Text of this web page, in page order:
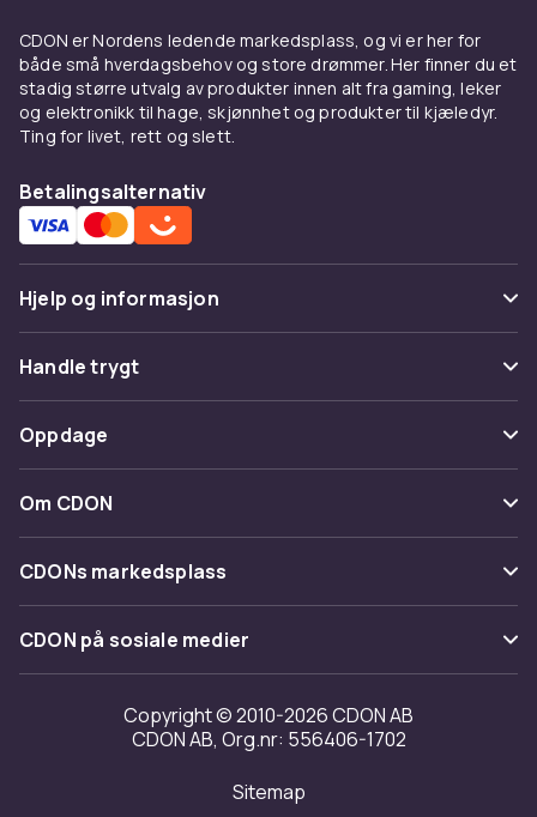
CDON er Nordens ledende markedsplass, og vi er her for
både små hverdagsbehov og store drømmer. Her finner du et
stadig større utvalg av produkter innen alt fra gaming, leker
og elektronikk til hage, skjønnhet og produkter til kjæledyr.
Ting for livet, rett og slett.
Betalingsalternativ
Hjelp og informasjon
Vanlige spørsmål
Spor pakke
Angre & returner her
Kontakt oss
Handle trygt
Betaling
Levering
Tilbakekallinger
Oppdage
Kategorier
Varemerker
Om CDON
Om oss
Kundeanmeldelser
Jobbe på CDON
Investor relations
Tilgjengelighet
CDONs markedsplass
Merchant Help Center
CDON på sosiale medier
Copyright © 2010-2026 CDON AB
CDON AB, Org.nr: 556406-1702
Sitemap